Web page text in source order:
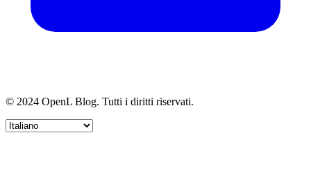
© 2024 OpenL Blog. Tutti i diritti riservati.